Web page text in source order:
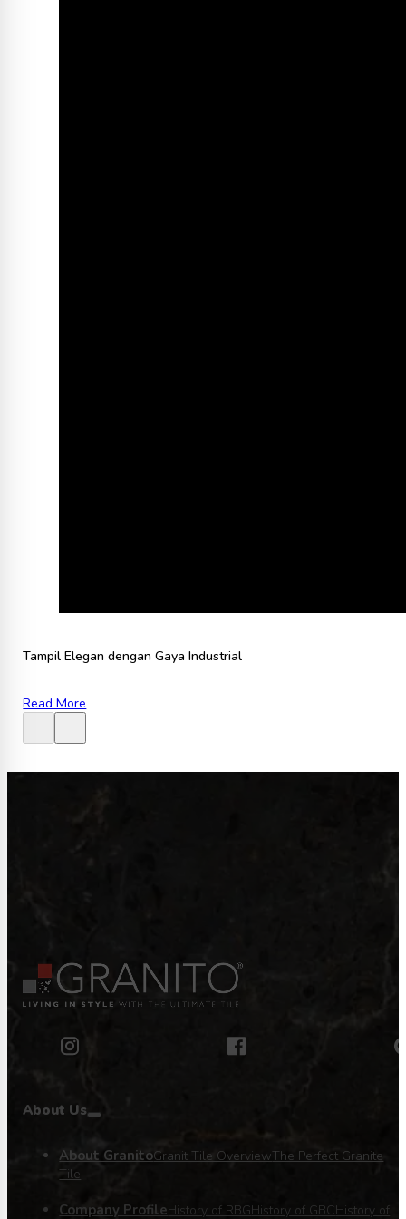
Tampil Elegan dengan Gaya Industrial
Read More
About Us
About GranitoGranit Tile OverviewThe Perfect Granite
Tile
Company ProfileHistory of RBGHistory of GBC History of